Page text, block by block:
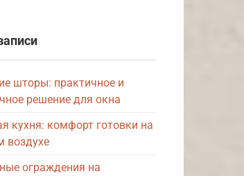
шторы: практичное и
решение для окна
кухня: комфорт готовки на
воздухе
ограждения на